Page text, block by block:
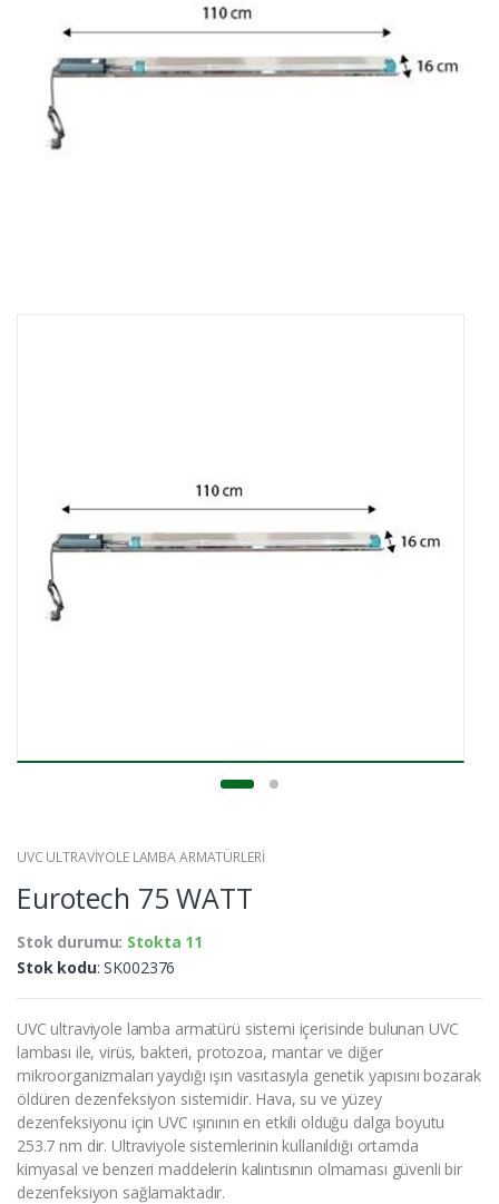
UVC ULTRAVİYOLE LAMBA ARMATÜRLERİ
Eurotech 75 WATT
Stok durumu: Stokta 11
Stok kodu: SK002376
UVC ultraviyole lamba armatürü sistemi içerisinde bulunan UVC
lambası ile, virüs, bakteri, protozoa, mantar ve diğer
mikroorganizmaları yaydığı ışın vasıtasıyla genetik yapısını bozarak
öldüren dezenfeksiyon sistemidir. Hava, su ve yüzey
dezenfeksiyonu için UVC ışınının en etkili olduğu dalga boyutu
253.7 nm dir. Ultraviyole sistemlerinin kullanıldığı ortamda
kimyasal ve benzeri maddelerin kalıntısının olmaması güvenli bir
dezenfeksiyon sağlamaktadır.